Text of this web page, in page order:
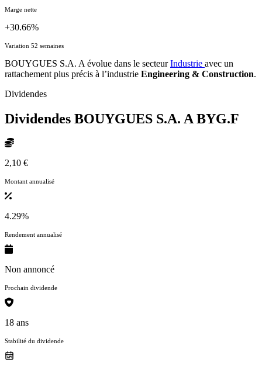
Marge nette
+30.66%
Variation 52 semaines
BOUYGUES S.A. A évolue dans le secteurIndustrie avec un
rattachement plus précis à l’industrie Engineering & Construction.
Dividendes
Dividendes BOUYGUES S.A. A BYG.F
2,10 €
Montant annualisé
4.29%
Rendement annualisé
Non annoncé
Prochain dividende
18 ans
Stabilité du dividende